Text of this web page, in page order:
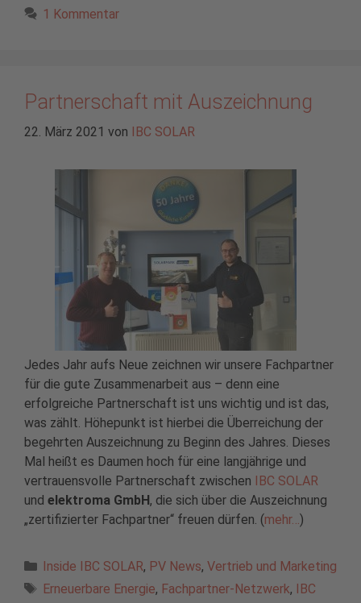
1 Kommentar
Partnerschaft mit Auszeichnung
22. März 2021 von IBC SOLAR
Jedes Jahr aufs Neue zeichnen wir unsere Fachpartner
für die gute Zusammenarbeit aus – denn eine
erfolgreiche Partnerschaft ist uns wichtig und ist das,
was zählt. Höhepunkt ist hierbei die Überreichung der
begehrten Auszeichnung zu Beginn des Jahres. Dieses
Mal heißt es Daumen hoch für eine langjährige und
vertrauensvolle Partnerschaft zwischen IBC SOLAR
und elektroma GmbH, die sich über die Auszeichnung
„zertifizierter Fachpartner“ freuen dürfen. (mehr…)
Kategorien
Inside IBC SOLAR, PV News, Vertrieb und Marketing
Schlagwörter
Erneuerbare Energie, Fachpartner-Netzwerk,
IBC